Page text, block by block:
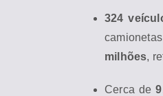
324
milhões,
Cerca de